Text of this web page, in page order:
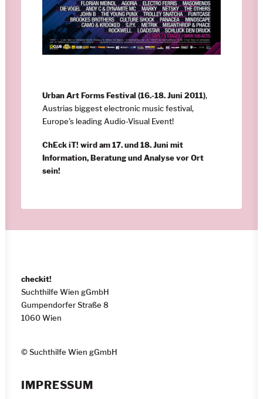
Urban Art Forms Festival (16.-18. Juni 2011),
Austrias biggest electronic music festival,
Europe’s leading Audio-Visual Event!
ChEck iT! wird am 17. und 18. Juni mit
Information, Beratung und Analyse vor Ort
sein!
checkit!
Suchthilfe Wien gGmbH
Gumpendorfer Straße 8
1060 Wien
© Suchthilfe Wien gGmbH
IMPRESSUM